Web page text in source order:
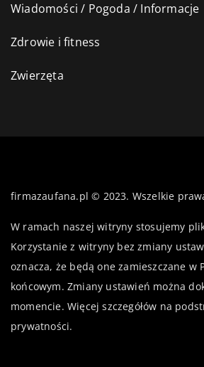
Wiadomości / Pogoda / Informacje
Zdrowie i fitness
Zwierzęta
firmazaufana.pl © 2023. Wszelkie
W ramach naszej witryny stosujemy
Korzystanie z witryny bez zmiany
oznacza, że będą one zamieszczane w
końcowym. Zmiany ustawień można
momencie. Więcej szczegółów na
prywatności.